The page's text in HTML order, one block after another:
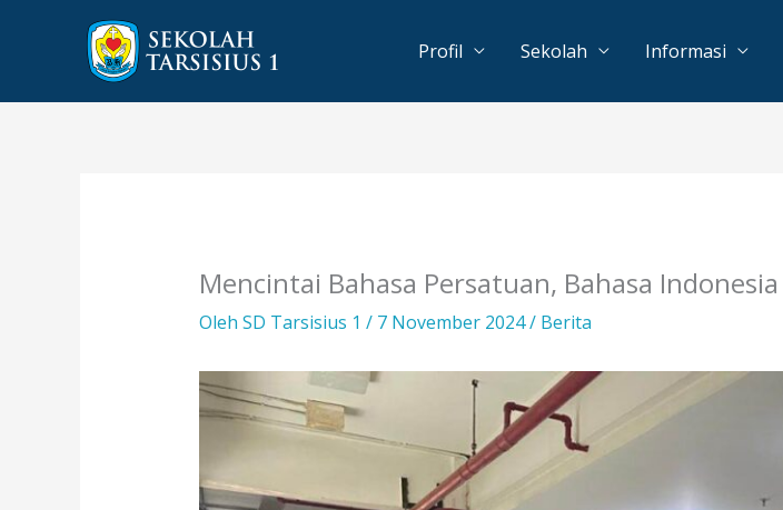
Profil Sekolah Informasi
Mencintai Bahasa Persatuan, Bahasa Indonesia
Oleh SD Tarsisius 1 / 7 November 2024/ Berita